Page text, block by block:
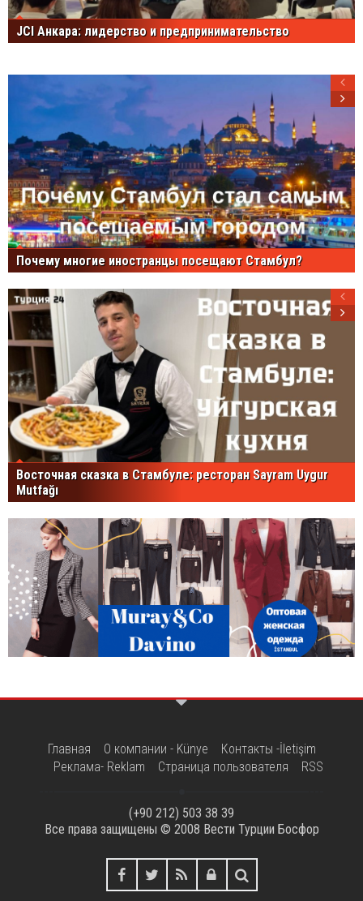
JCI Анкара: лидерство и предпринимательство
Почему многие иностранцы посещают Стамбул?
Восточная сказка в Стамбуле: ресторан Sayram Uygur
Mutfağı
Главная О компании - Künye
Контакты -İletişim
Реклама- Reklam
Страница пользователя RSS
(+90 212) 503 38 39
Все права защищены © 2008 Вести Турции Босфор